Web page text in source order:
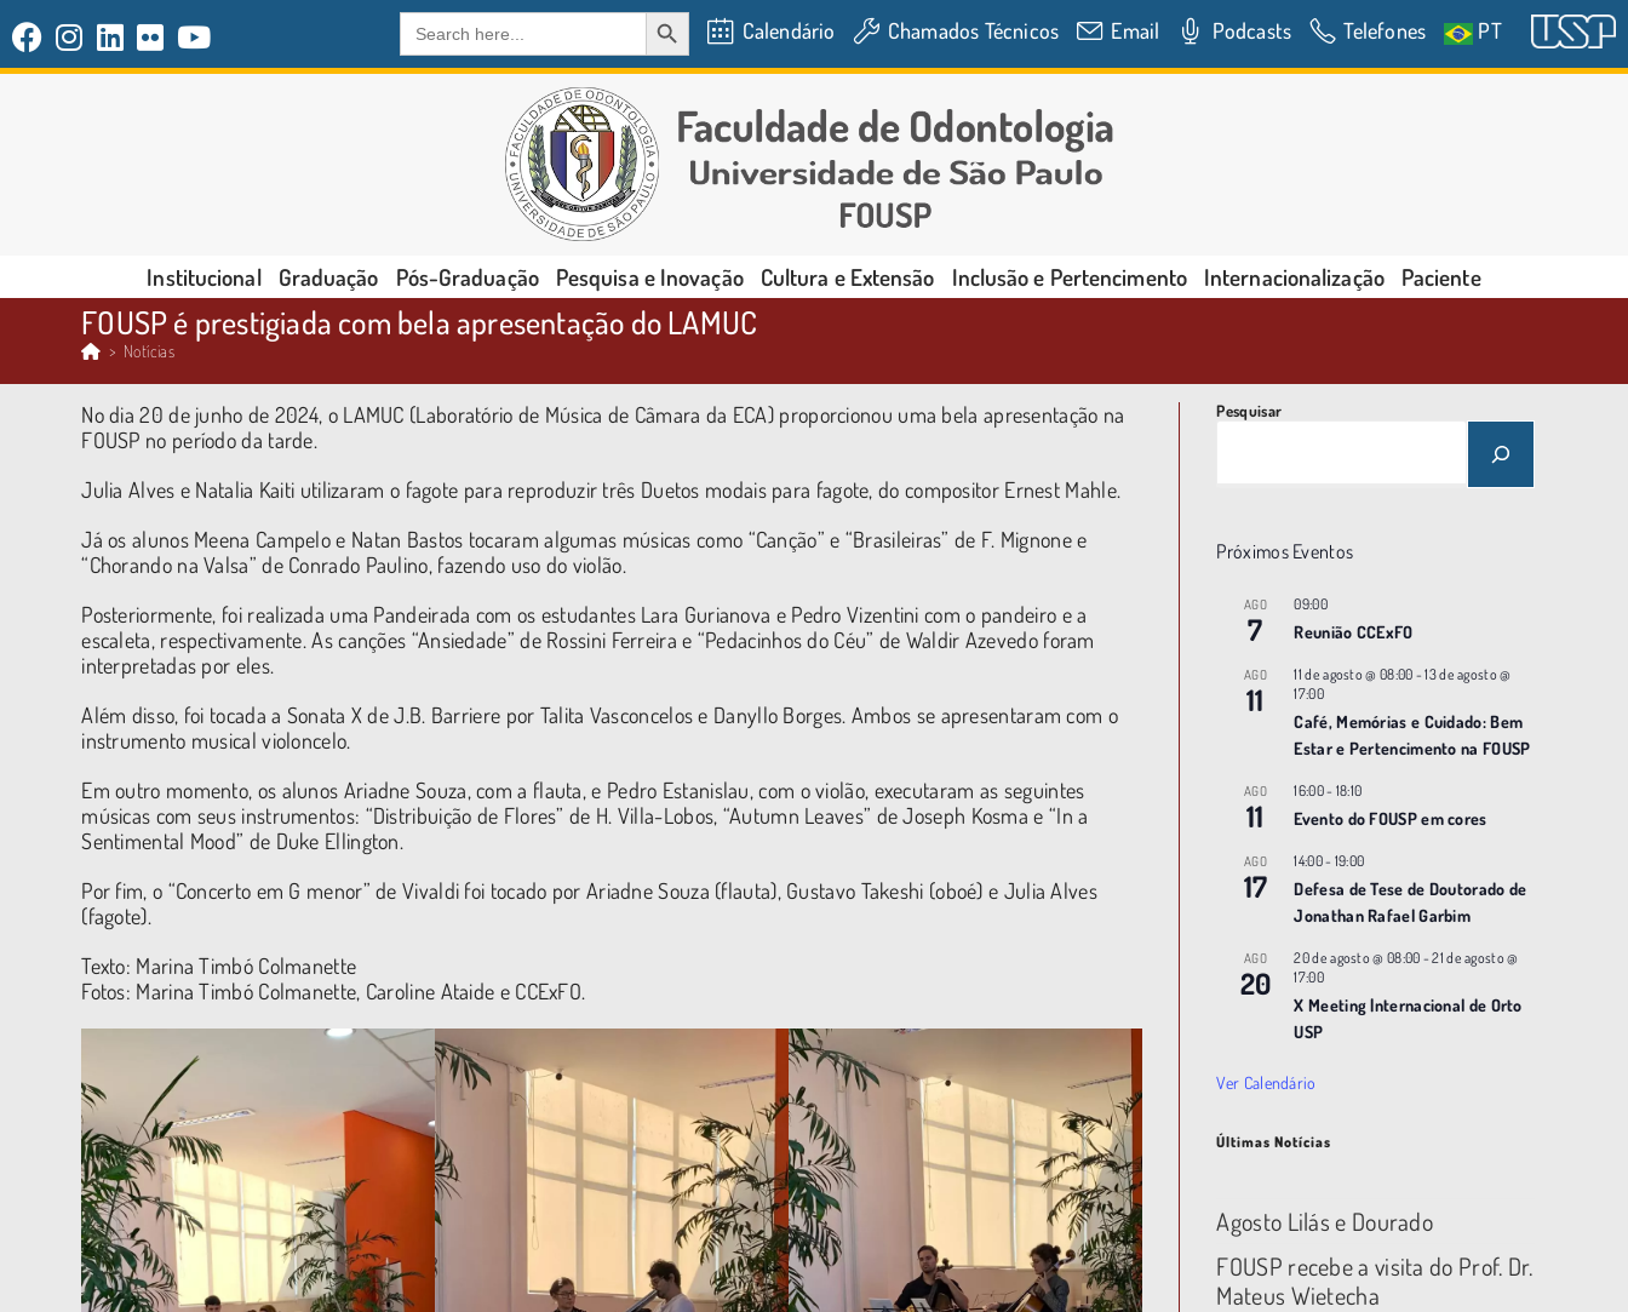
Search
for:
SEARCH BUTTON
Calendário Chamados Técnicos Email Podcasts Telefones PT
Institucional Graduação Pós-Graduação Pesquisa e Inovação Cultura e Extensão Inclusão e Pertencimento Internacionalização Paciente
FOUSP é prestigiada com bela apresentação do LAMUC
> Notícias
No dia 20 de junho de 2024, o LAMUC (Laboratório de Música de Câmara da ECA) proporcionou uma bela apresentação na
FOUSP no período da tarde.
Julia Alves e Natalia Kaiti utilizaram o fagote para reproduzir três Duetos modais para fagote, do compositor Ernest Mahle.
Já os alunos Meena Campelo e Natan Bastos tocaram algumas músicas como “Canção” e “Brasileiras” de F. Mignone e
“Chorando na Valsa” de Conrado Paulino, fazendo uso do violão.
Posteriormente, foi realizada uma Pandeirada com os estudantes Lara Gurianova e Pedro Vizentini com o pandeiro e a
escaleta, respectivamente. As canções “Ansiedade” de Rossini Ferreira e “Pedacinhos do Céu” de Waldir Azevedo foram
interpretadas por eles.
Além disso, foi tocada a Sonata X de J.B. Barriere por Talita Vasconcelos e Danyllo Borges. Ambos se apresentaram com o
instrumento musical violoncelo.
Em outro momento, os alunos Ariadne Souza, com a flauta, e Pedro Estanislau, com o violão, executaram as seguintes
músicas com seus instrumentos: “Distribuição de Flores” de H. Villa-Lobos, “Autumn Leaves” de Joseph Kosma e “In a
Sentimental Mood” de Duke Ellington.
Por fim, o “Concerto em G menor” de Vivaldi foi tocado por Ariadne Souza (flauta), Gustavo Takeshi (oboé) e Julia Alves
(fagote).
Texto: Marina Timbó Colmanette
Fotos: Marina Timbó Colmanette, Caroline Ataide e CCExFO.
Pesquisar
Próximos Eventos
AGO
7
09:00
Reunião CCExFO
AGO
11
11 de agosto @ 08:00 -13 de agosto @
17:00
Café, Memórias e Cuidado: Bem
Estar e Pertencimento na FOUSP
AGO
11
16:00- 18:10
Evento do FOUSP em cores
AGO
17
14:00- 19:00
Defesa de Tese de Doutorado de
Jonathan Rafael Garbim
AGO
20
20 de agosto @ 08:00 -21 de agosto @
17:00
X Meeting |nternacional de Orto
USP
Ver Calendário
Últimas Notícias
Agosto Lilás e Dourado
FOUSP recebe a visita do Prof. Dr.
Mateus Wietecha